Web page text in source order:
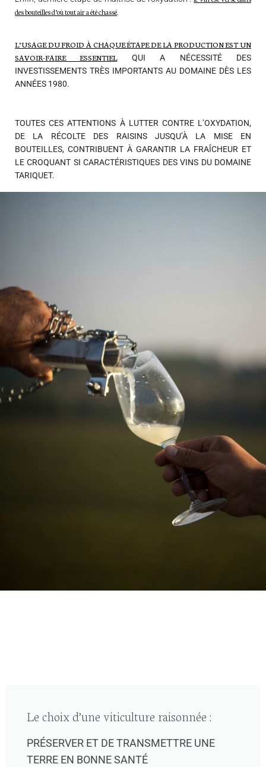
des bouteilles d’où tout air a été chassé
L’USAGE DU FROID À CHAQUE ÉTAPE DE LA PRODUCTION EST UN
SAVOIR-FAIRE ESSENTIELQUI A NÉCESSITÉ DES
INVESTISSEMENTS TRÈS IMPORTANTS AU DOMAINE DÈS LES
ANNÉES 1980.
TOUTES CES ATTENTIONS À LUTTER CONTRE L’OXYDATION,
DE LA RÉCOLTE DES RAISINS JUSQU’À LA MISE EN
BOUTEILLES, CONTRIBUENT À GARANTIR LA FRAÎCHEUR ET
LE CROQUANT SI CARACTÉRISTIQUES DES VINS DU DOMAINE
TARIQUET.
Le choix d’une viticulture raisonnée :
PRÉSERVER ET DE TRANSMETTRE UNE
TERRE EN BONNE SANTÉ